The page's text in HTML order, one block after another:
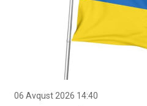
06 Avqust 2026 14:40